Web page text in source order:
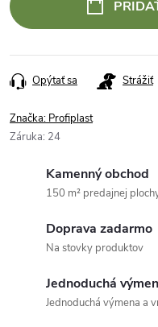
Opýtať sa Strážiť
Značka: Profiplast
Záruka: 24
Kamenný obchod
150 m² predajnej
Doprava zadarmo
Na stovky produktov
Jednoduchá
Jednoduchá výmena a